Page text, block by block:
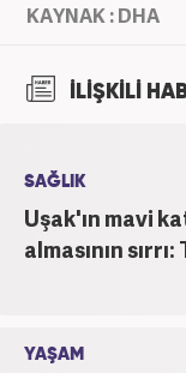
KAYNAK : DHA
İLİŞKİLİ
SAĞLIK
Uşak'ın mavi
almasının
YAŞAM